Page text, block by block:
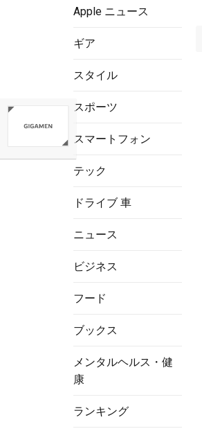
Apple ニュース
ギア
スタイル
スポーツ
スマートフォン
テック
ドライブ 車
ニュース
ビジネス
フード
ブックス
メンタルヘルス・健
康
ランキング